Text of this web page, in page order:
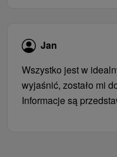
Jan
Wszystko jest w
wyjaśnić, zostało mi
Informacje są